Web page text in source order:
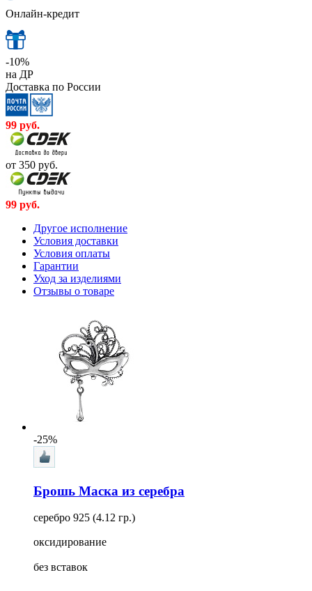
Онлайн-кредит
-10%
на ДР
Доставка по России
99 руб.
от 350 руб.
99 руб.
Другое исполнение
Условия доставки
Условия оплаты
Гарантии
Уход за изделиями
Отзывы о товаре
-25%
Брошь Маска из серебра
серебро 925 (4.12 гр.)
оксидирование
без вставок